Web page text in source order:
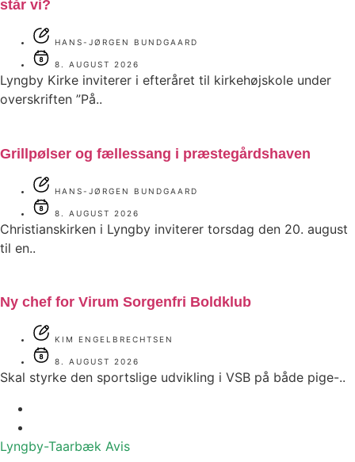
står vi?
HANS-JØRGEN BUNDGAARD
8. AUGUST 2026
Lyngby Kirke inviterer i efteråret til kirkehøjskole under
overskriften ”På..
Grillpølser og fællessang i præstegårdshaven
HANS-JØRGEN BUNDGAARD
8. AUGUST 2026
Christianskirken i Lyngby inviterer torsdag den 20. august
til en..
Ny chef for Virum Sorgenfri Boldklub
KIM ENGELBRECHTSEN
8. AUGUST 2026
Skal styrke den sportslige udvikling i VSB på både pige-..
Lyngby-Taarbæk Avis